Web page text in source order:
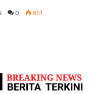
0 651